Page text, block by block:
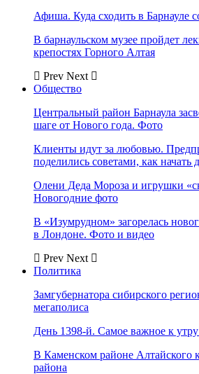
Афиша. Куда сходить в Барнауле
В барнаульском музее пройдет
крепостях Горного Алтая
Prev Next
Общество
Центральный район Барнаула
шаге от Нового года. Фото
Клиенты идут за любовью.
поделились советами, как начать
Олени Деда Мороза и игрушки
Новогодние фото
В «Изумрудном» загорелась
в Лондоне. Фото и видео
Prev Next
Политика
Замгубернатора сибирского
мегаполиса
День 1398-й. Самое важное к утру
В Каменском районе Алтайского
района